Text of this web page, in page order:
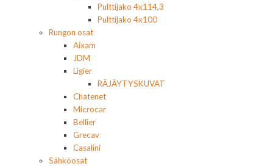
Pulttijako 4x114,3
Pulttijako 4x100
Rungon osat
Aixam
JDM
Ligier
RÄJÄYTYSKUVAT
Chatenet
Microcar
Bellier
Grecav
Casalini
Sähköosat